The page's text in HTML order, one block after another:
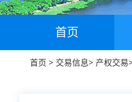
首页
首页 > 交易信息> 产权交易